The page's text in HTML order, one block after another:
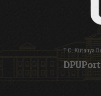
T.C. Kütahya